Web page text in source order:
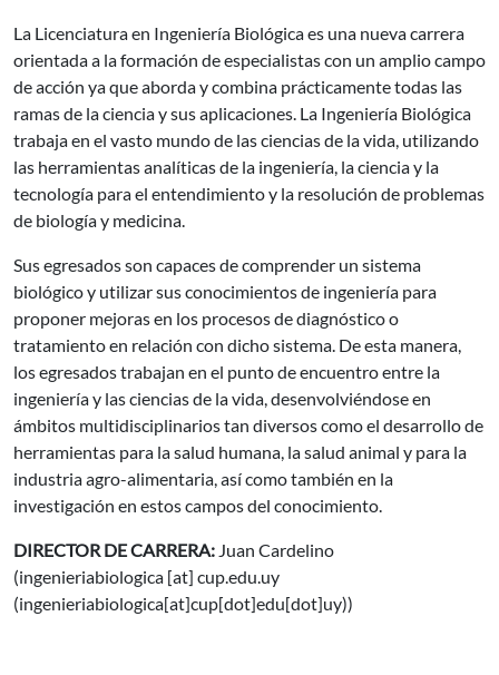
La Licenciatura en Ingeniería Biológica es una nueva carrera
orientada a la formación de especialistas con un amplio campo
de acción ya que aborda y combina prácticamente todas las
ramas de la ciencia y sus aplicaciones. La Ingeniería Biológica
trabaja en el vasto mundo de las ciencias de la vida, utilizando
las herramientas analíticas de la ingeniería, la ciencia y la
tecnología para el entendimiento y la resolución de problemas
de biología y medicina.
Sus egresados son capaces de comprender un sistema
biológico y utilizar sus conocimientos de ingeniería para
proponer mejoras en los procesos de diagnóstico o
tratamiento en relación con dicho sistema. De esta manera,
los egresados trabajan en el punto de encuentro entre la
ingeniería y las ciencias de la vida, desenvolviéndose en
ámbitos multidisciplinarios tan diversos como el desarrollo de
herramientas para la salud humana, la salud animal y para la
industria agro-alimentaria, así como también en la
investigación en estos campos del conocimiento.
DIRECTOR DE CARRERA: Juan Cardelino
(ingenieriabiologica [at] cup.edu.uy
(ingenieriabiologica[at]cup[dot]edu[dot]uy))